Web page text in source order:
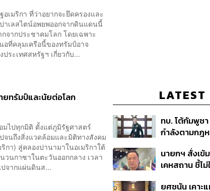
เมริกา ที่ว่าอยากจะยึดครองและ
เลสไตน์อพยพออกจากดินแดนนี้
จากประชาคมโลก โดยเฉพาะ
ที่คลุมเครือนี้ของทรัมป์อาจ
ะเทศสหรัฐฯ เกี่ยวกับ...
ยทรัมป์และนัยต่อโลก
มไปทุกมิติ ตั้งแต่ภูมิรัฐศาสตร์
จนถึงสิ่งแวดล้อมและมิติทางสังคม
กา) สู่คลองปานามาในอเมริกาใต้
นกาซาในตะวันออกกลาง เวลา
จากแผ่นดินส...
LATEST
ทบ. โต้กัมพูช
กำลังตามกฎ
หายไทยไม่อ
ข้อมูลบิดเบือน
นายกฯ สั่งเ
เคหสถาน ชี้ไ
ก่อเหตุ เจ้าขอ
ยศชนัน เคาะ